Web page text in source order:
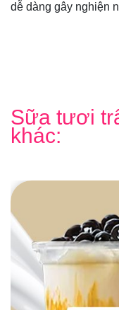
dễ dàng gây nghiện
Sữa tươi
khác: